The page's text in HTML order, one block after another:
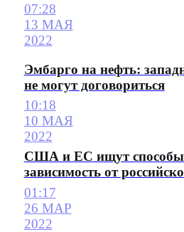
07:28
13 МАЯ
2022
Эмбарго на нефть:
не могут договориться
10:18
10 МАЯ
2022
США и ЕС ищут способы
зависимость от
01:17
26 МАР
2022